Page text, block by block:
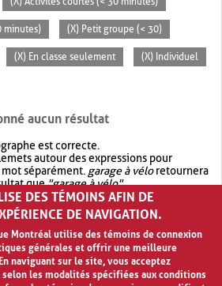
minutes) (X) Petit groupe (< 30)
(X) En classe seulement (X) Individuel
aucun résultat
est correcte.
autour des expressions pour
séparément. garage à véloretournera
que"garage à vélo".
recherche avec OR.garage OR vélo
de résultat quegarage à vélo
DES TÉMOINS AFIN DE
DE NAVIGATION.
Montréal utilise des témoins de connexion
générales et offrir une meilleure
naviguant sur le site, vous acceptez
les modalités spécifiées aux conditions